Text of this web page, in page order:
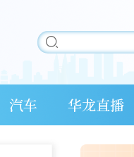
汽车 华龙直播